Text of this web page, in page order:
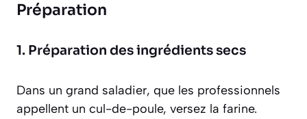
Préparation
1. Préparation des ingrédients secs
Dans un grand saladier, que les professionnels
appellent un cul-de-poule, versez la farine.